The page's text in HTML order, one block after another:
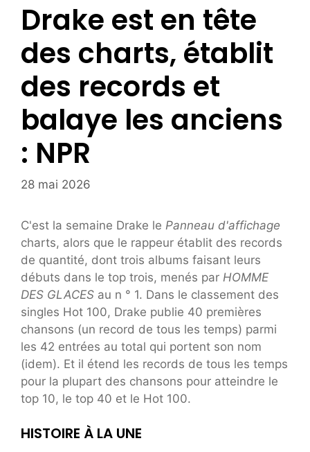
Drake est en tête
des charts, établit
des records et
balaye les anciens
: NPR
28 mai 2026
C'est la semaine Drake le Panneau d'affichage
charts, alors que le rappeur établit des records
de quantité, dont trois albums faisant leurs
débuts dans le top trois, menés par HOMME
DES GLACES au n ° 1. Dans le classement des
singles Hot 100, Drake publie 40 premières
chansons (un record de tous les temps) parmi
les 42 entrées au total qui portent son nom
(idem). Et il étend les records de tous les temps
pour la plupart des chansons pour atteindre le
top 10, le top 40 et le Hot 100.
HISTOIRE À LA UNE